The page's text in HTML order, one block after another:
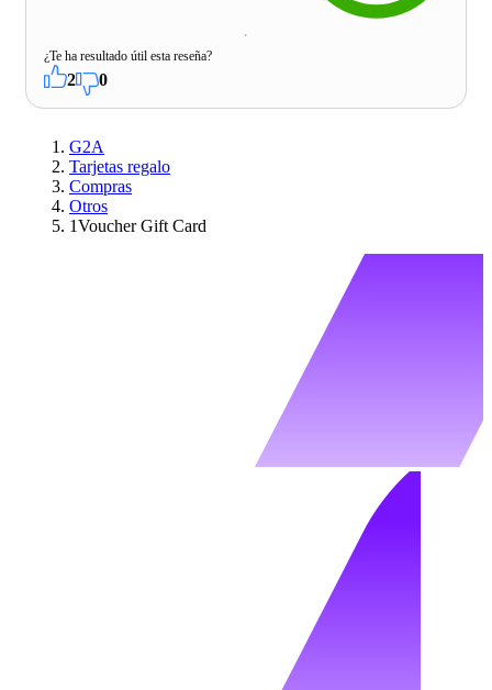
¿Te ha resultado útil esta reseña?
2 0
G2A
Tarjetas regalo
Compras
Otros
1Voucher Gift Card